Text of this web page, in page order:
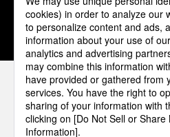
1 2 3
パナソニックの電気設